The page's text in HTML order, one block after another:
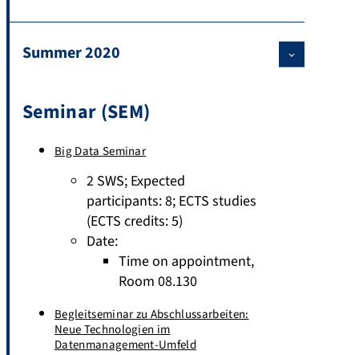
Summer 2020
Seminar (SEM)
Big Data Seminar
2 SWS; Expected
participants: 8; ECTS studies
(ECTS credits: 5)
Date:
Time on appointment,
Room 08.130
Begleitseminar zu Abschlussarbeiten:
Neue Technologien im
Datenmanagement-Umfeld